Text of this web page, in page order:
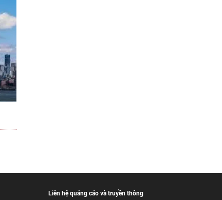
Liên hệ quảng cáo và truyền thông